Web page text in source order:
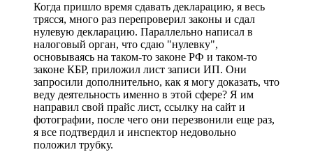
Когда пришло время сдавать декларацию, я весь
трясся, много раз перепроверил законы и сдал
нулевую декларацию. Параллельно написал в
налоговый орган, что сдаю "нулевку",
основываясь на таком-то законе РФ и таком-то
законе КБР, приложил лист записи ИП. Они
запросили дополнительно, как я могу доказать, что
веду деятельность именно в этой сфере? Я им
направил свой прайс лист, ссылку на сайт и
фотографии, после чего они перезвонили еще раз,
я все подтвердил и инспектор недовольно
положил трубку.